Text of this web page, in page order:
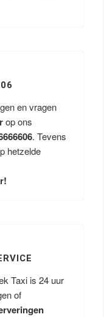
en vragen
op ons
. Tevens
hetzelde
Taxi is 24 uur
of